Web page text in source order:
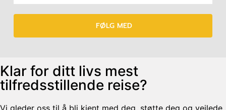
FØLG MED
Klar for ditt livs mest
tilfredsstillende reise?